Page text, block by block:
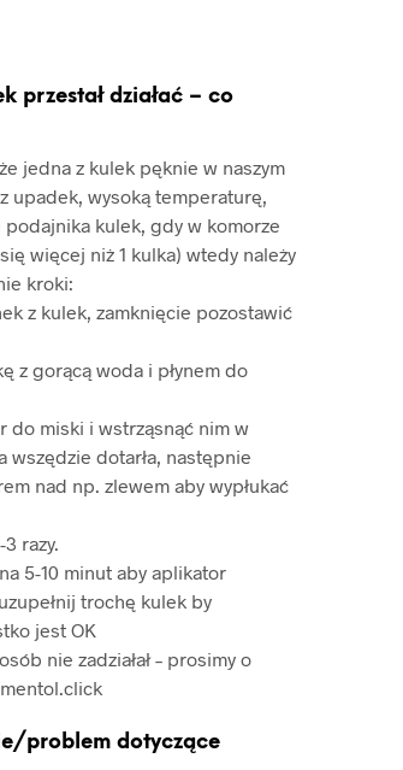
przestał działać – co
jedna z kulek pęknie w naszym
upadek, wysoką temperaturę,
kulek, gdy w komorze
więcej niż 1 kulka) wtedy należy
kroki:
z kulek, zamknięcie pozostawić
z gorącą woda i płynem do
do miski i wstrząsnąć nim w
wszędzie dotarła, następnie
nad np. zlewem aby wypłukać
razy.
5-10 minut aby aplikator
trochę kulek by
jest OK
nie zadziałał – prosimy o
problem dotyczące